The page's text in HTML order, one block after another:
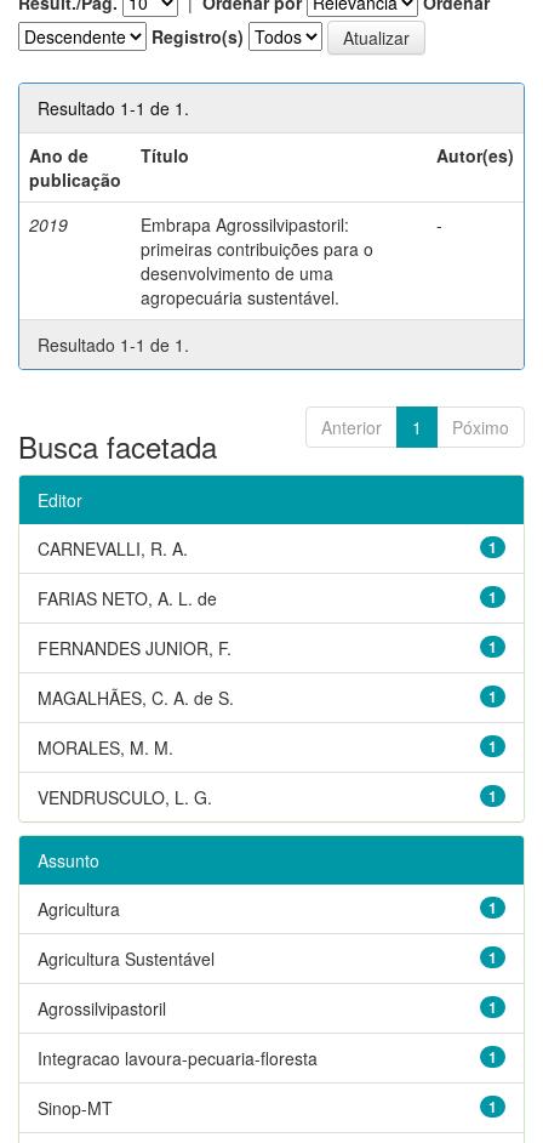
Registro(s)
Resultado 1-1 de 1.
Ano de
publicação
Título Autor(es)
2019
Embrapa Agrossilvipastoril:
primeiras contribuições para o
desenvolvimento de uma
agropecuária sustentável.
-
Resultado 1-1 de 1.
Anterior 1 Póximo
Busca facetada
Editor
1
CARNEVALLI, R. A.
1
FARIAS NETO, A. L. de
1
FERNANDES JUNIOR, F.
1
MAGALHÃES, C. A. de S.
1
MORALES, M. M.
1
VENDRUSCULO, L. G.
Assunto
1
Agricultura
1
Agricultura Sustentável
1
Agrossilvipastoril
1
Integracao lavoura-pecuaria-floresta
1
Sinop-MT